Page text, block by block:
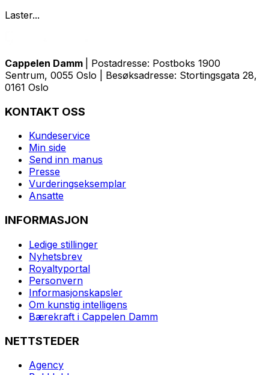
Laster...
Cappelen Damm
| Postadresse: Postboks 1900
Sentrum, 0055 Oslo | Besøksadresse: Stortingsgata 28,
0161 Oslo
KONTAKT OSS
Kundeservice
Min side
Send inn manus
Presse
Vurderingseksemplar
Ansatte
INFORMASJON
Ledige stillinger
Nyhetsbrev
Royaltyportal
Personvern
Informasjonskapsler
Om kunstig intelligens
Bærekraft i Cappelen Damm
NETTSTEDER
Agency